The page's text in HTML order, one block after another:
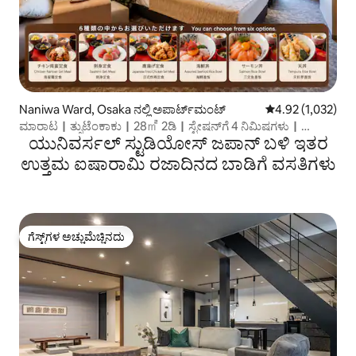
Naniwa Ward, Osaka ನಲ್ಲಿ ಅಪಾರ್ಟ್‌ಮಂಟ್ 5 ರಲ್ಲಿ 4.92
4.92 (1,032)
ಮಾರಾಟ｜ತ್ಸುಟೆಂಕಾಕು｜28㎡ 2ಡಿ｜ಸ್ಟೇಷನ್‌ಗೆ 4 ನಿಮಿಷಗಳು｜
ಡೊಟೊಂಬೊರಿ ನಂಬಾ
ಯುನಿವರ್ಸಲ್ ಸ್ಟುಡಿಯೋಸ್ ಜಪಾನ್ ಬಳಿ ಇತರ
ಉತ್ತಮ ಐಷಾರಾಮಿ ರಜಾದಿನದ ಬಾಡಿಗೆ ವಸತಿಗಳು
ಗೆಸ್ಟ್‌ಗಳ ಅಚ್ಚುಮೆಚ್ಚಿನದು
ಗೆಸ್ಟ್‌ಗಳ ಅಚ್ಚುಮೆಚ್ಚಿನದು